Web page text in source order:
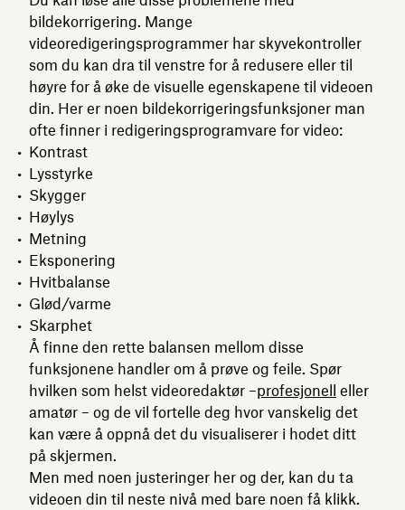
bildekorrigering. Mange
videoredigeringsprogrammer har skyvekontroller
som du kan dra til venstre for å redusere eller til
høyre for å øke de visuelle egenskapene til videoen
din. Her er noen bildekorrigeringsfunksjoner man
ofte finner i redigeringsprogramvare for video:
Kontrast
Lysstyrke
Skygger
Høylys
Metning
Eksponering
Hvitbalanse
Glød/varme
Skarphet
Å finne den rette balansen mellom disse
funksjonene handler om å prøve og feile. Spør
hvilken som helst videoredaktør –profesjonell eller
amatør – og de vil fortelle deg hvor vanskelig det
kan være å oppnå det du visualiserer i hodet ditt
på skjermen.
Men med noen justeringer her og der, kan du ta
videoen din til neste nivå med bare noen få klikk.